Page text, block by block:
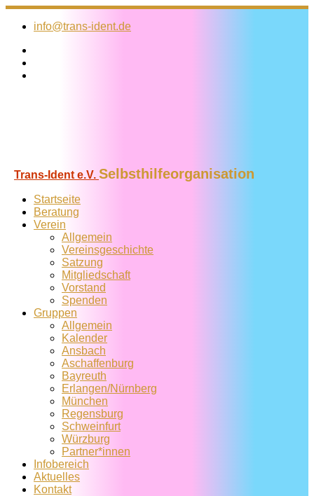
Zum
Inhalt
info@trans-ident.de
Trans-Ident e.V. Selbsthilfeorganisation
Startseite
Beratung
Verein
Allgemein
Vereins­geschichte
Satzung
Mitglied­schaft
Vorstand
Spenden
Gruppen
Allgemein
Kalender
Ansbach
Aschaffenburg
Bayreuth
Erlangen/Nürnberg
München
Regensburg
Schweinfurt
Würzburg
Partner*innen
Infobereich
Aktuelles
Kontakt